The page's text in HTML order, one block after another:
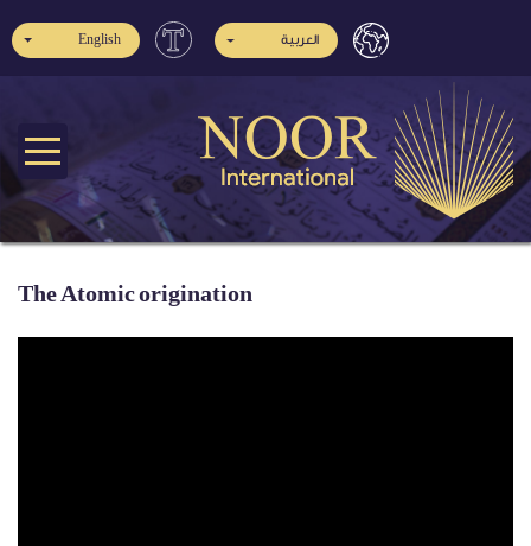
العربية English
The Atomic origination